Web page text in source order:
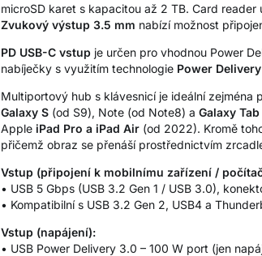
microSD karet s kapacitou až 2 TB. Card reader
Zvukový výstup 3.5 mm nabízí možnost
PD USB-C vstup je určen pro vhodnou Power
nabíječky s využitím technologie Power
Multiportový hub s klávesnicí je ideální zejména
Galaxy S (od S9), Note (od Note8) a Galaxy Tab
Apple iPad Pro a iPad Air (od 2022). Kromě
přičemž obraz se přenáší prostřednictvím
Vstup (připojení k mobilnímu zařízení /
• USB 5 Gbps (USB 3.2 Gen 1 / USB 3.0),
• Kompatibilní s USB 3.2 Gen 2, USB4 a
Vstup (napájení):
• USB Power Delivery 3.0 – 100 W port (jen